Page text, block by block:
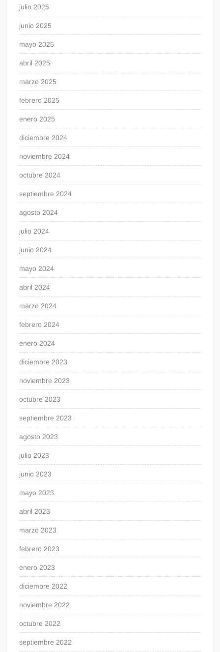
julio 2025
junio 2025
mayo 2025
abril 2025
marzo 2025
febrero 2025
enero 2025
diciembre 2024
noviembre 2024
octubre 2024
septiembre 2024
agosto 2024
julio 2024
junio 2024
mayo 2024
abril 2024
marzo 2024
febrero 2024
enero 2024
diciembre 2023
noviembre 2023
octubre 2023
septiembre 2023
agosto 2023
julio 2023
junio 2023
mayo 2023
abril 2023
marzo 2023
febrero 2023
enero 2023
diciembre 2022
noviembre 2022
octubre 2022
septiembre 2022